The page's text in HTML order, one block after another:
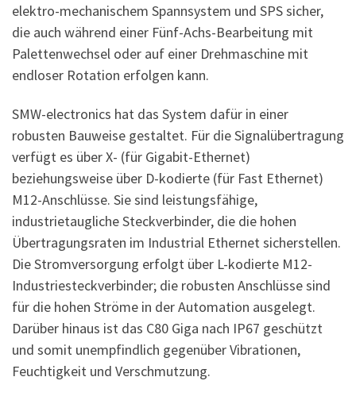
elektro-mechanischem Spannsystem und SPS sicher,
die auch während einer Fünf-Achs-Bearbeitung mit
Palettenwechsel oder auf einer Drehmaschine mit
endloser Rotation erfolgen kann.
SMW-electronics hat das System dafür in einer
robusten Bauweise gestaltet. Für die Signalübertragung
verfügt es über X- (für Gigabit-Ethernet)
beziehungsweise über D-kodierte (für Fast Ethernet)
M12-Anschlüsse. Sie sind leistungsfähige,
industrietaugliche Steckverbinder, die die hohen
Übertragungsraten im Industrial Ethernet sicherstellen.
Die Stromversorgung erfolgt über L-kodierte M12-
Industriesteckverbinder; die robusten Anschlüsse sind
für die hohen Ströme in der Automation ausgelegt.
Darüber hinaus ist das C80 Giga nach IP67 geschützt
und somit unempfindlich gegenüber Vibrationen,
Feuchtigkeit und Verschmutzung.